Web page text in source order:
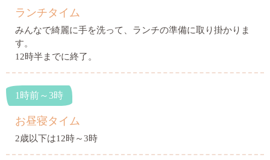
ランチタイム
みんなで綺麗に手を洗って、ランチの準備に取り掛かりま
す。
12時半までに終了。
1時前～3時
お昼寝タイム
2歳以下は12時～3時